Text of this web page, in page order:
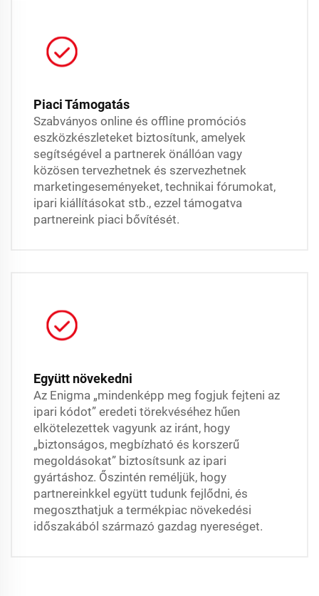
Piaci Támogatás
Szabványos online és offline promóciós
eszközkészleteket biztosítunk, amelyek
segítségével a partnerek önállóan vagy
közösen tervezhetnek és szervezhetnek
marketingeseményeket, technikai fórumokat,
ipari kiállításokat stb., ezzel támogatva
partnereink piaci bővítését.
Együtt növekedni
Az Enigma „mindenképp meg fogjuk fejteni az
ipari kódot” eredeti törekvéséhez hűen
elkötelezettek vagyunk az iránt, hogy
„biztonságos, megbízható és korszerű
megoldásokat” biztosítsunk az ipari
gyártáshoz. Őszintén reméljük, hogy
partnereinkkel együtt tudunk fejlődni, és
megoszthatjuk a termékpiac növekedési
időszakából származó gazdag nyereséget.